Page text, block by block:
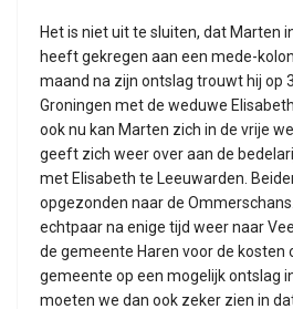
Het is niet uit te sluiten, dat Marten
heeft gekregen aan een mede-
maand na zijn ontslag trouwt hij op
Groningen met de weduwe
ook nu kan Marten zich in de vrije
geeft zich weer over aan de
met Elisabeth te Leeuwarden.
opgezonden naar de
echtpaar na enige tijd weer naar
de gemeente Haren voor de kosten
gemeente op een mogelijk ontslag
moeten we dan ook zeker zien in